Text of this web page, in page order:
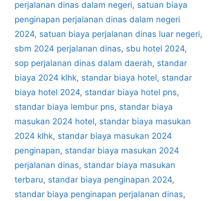
perjalanan dinas dalam negeri, satuan biaya
penginapan perjalanan dinas dalam negeri
2024, satuan biaya perjalanan dinas luar negeri,
sbm 2024 perjalanan dinas, sbu hotel 2024,
sop perjalanan dinas dalam daerah, standar
biaya 2024 klhk, standar biaya hotel, standar
biaya hotel 2024, standar biaya hotel pns,
standar biaya lembur pns, standar biaya
masukan 2024 hotel, standar biaya masukan
2024 klhk, standar biaya masukan 2024
penginapan, standar biaya masukan 2024
perjalanan dinas, standar biaya masukan
terbaru, standar biaya penginapan 2024,
standar biaya penginapan perjalanan dinas,